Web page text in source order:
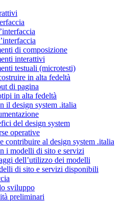
di composizione
interattivi
testuali (microtesti)
in alta fedeltà
di pagina
in alta fedeltà
il design system .italia
del design system
operative
contribuire al design system .italia
i modelli di sito e servizi
dell’utilizzo dei modelli
di sito e servizi disponibili
sviluppo
preliminari